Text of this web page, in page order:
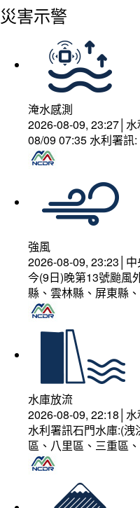
災害示警
淹水感測
2026-08-09, 23:27│
08/09 07:35 水利署
強風
2026-08-09, 23:23│
今(9日)晚第13號颱風
縣、雲林縣、屏東縣
水庫放流
2026-08-09, 22:18│
水利署訊石門水庫:(
區、八里區、三重區